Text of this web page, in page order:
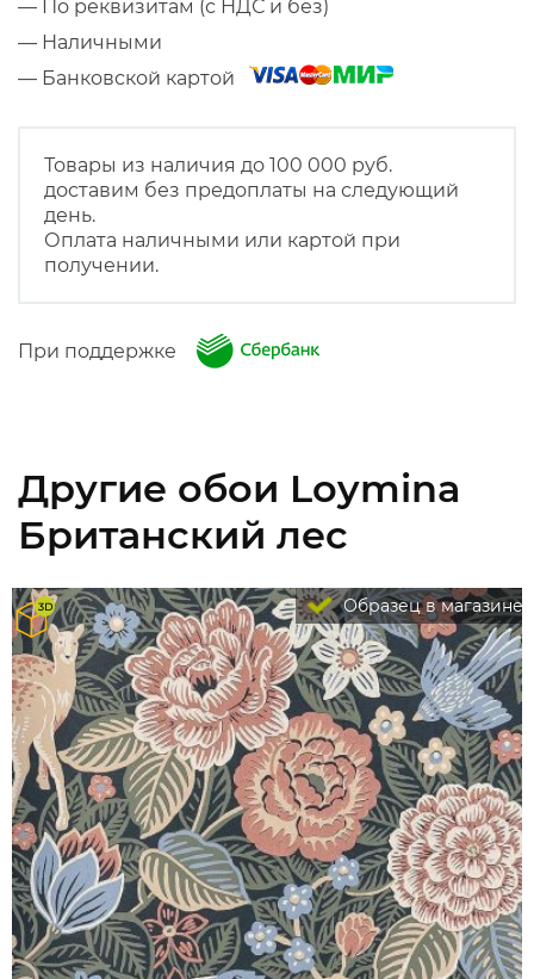
— По реквизитам (с НДС и без)
— Наличными
— Банковской картой
Товары из наличия до 100 000 руб.
доставим без предоплаты на следующий
день.
Оплата наличными или картой при
получении.
При поддержке
Другие обои Loymina
Британский лес
Образец в магазине